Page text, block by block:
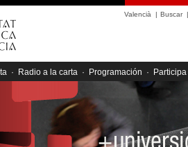
Valencià | Buscar|
· Radio a la carta · Programación · Participa